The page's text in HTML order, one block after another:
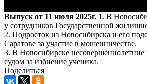
Выпуск от 11 июля 2025г. 1. В
у сотрудников Государственной
2. Подросток из Новосибирска и его
Саратове за участие в мошенничестве.
3. В Новосибирске несовершеннолетние
судом за избиение ученика.
Поделиться